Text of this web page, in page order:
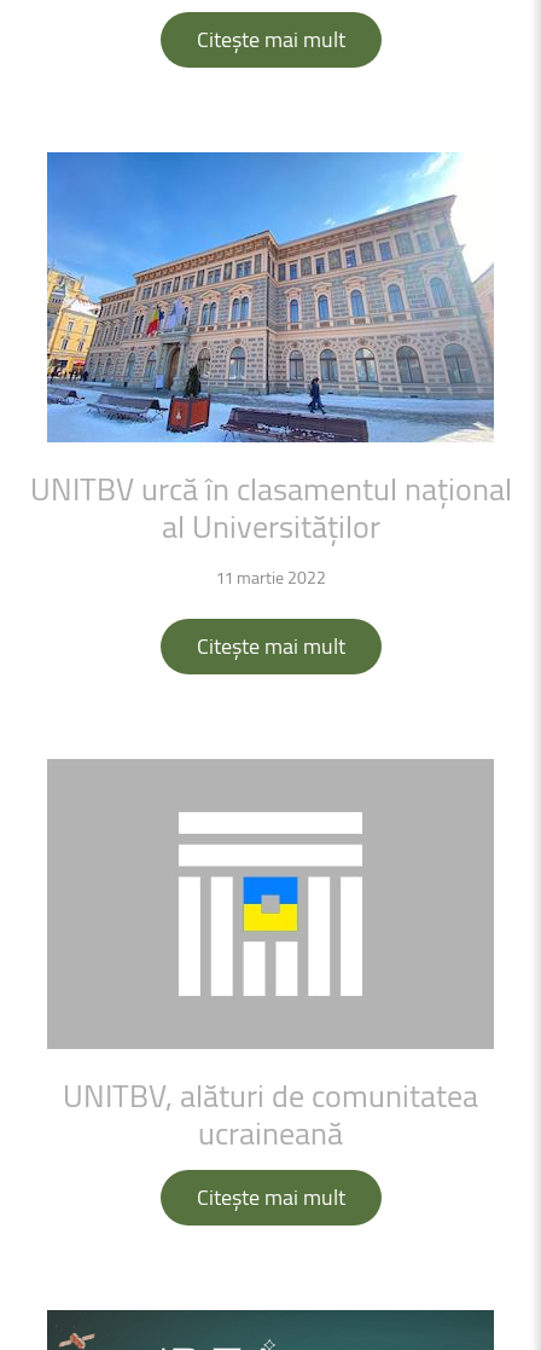
Citește mai mult
UNITBV urcăîn clasamentul național
al Universităților
11 martie 2022
Citește mai mult
UNITBV, alături de comunitatea
ucraineană
Citește mai mult